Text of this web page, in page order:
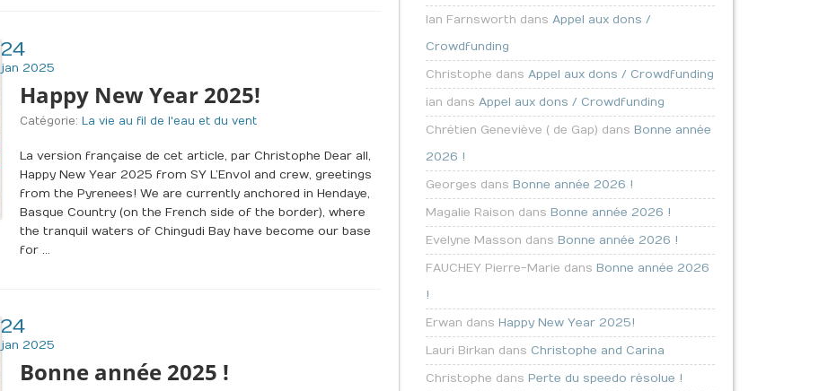
24
jan 2025
Happy New Year 2025!
Catégorie: La vie au fil de l'eau et du vent
La version française de cet article, par Christophe Dear all,
Happy New Year 2025 from SY L’Envol and crew, greetings
from the Pyrenees! We are currently anchored in Hendaye,
Basque Country (on the French side of the border), where
the tranquil waters of Chingudi Bay have become our base
for …
24
jan 2025
Bonne année 2025 !
Ian Farnsworth dansAppel aux dons /
Crowdfunding
Christophe dansAppel aux dons / Crowdfunding
ian dansAppel aux dons / Crowdfunding
Chrétien Geneviève ( de Gap) dansBonne année
2026 !
Georges dansBonne année 2026 !
Magalie Raison dansBonne année 2026 !
Evelyne Masson dansBonne année 2026 !
FAUCHEY Pierre-Marie dansBonne année 2026
!
Erwan dansHappy New Year 2025!
Lauri Birkan dans Christophe and Carina
Christophe dansPerte du speedo résolue !